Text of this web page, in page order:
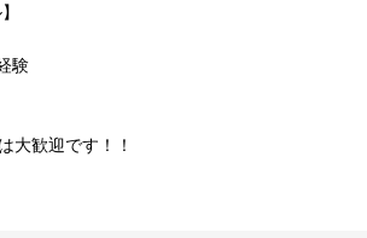
験
大歓迎です！！